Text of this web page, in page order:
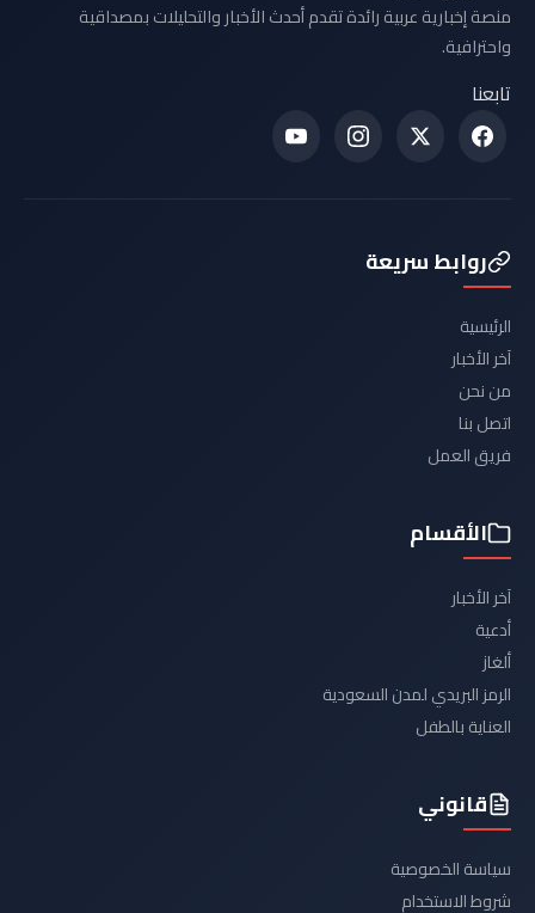
منصة إخبارية عربية رائدة تقدم أحدث الأخبار والتحليلات بمصداقية
واحترافية.
تابعنا
روابط سريعة
الرئيسية
آخر الأخبار
من نحن
اتصل بنا
فريق العمل
الأقسام
آخر الأخبار
أدعية
ألغاز
الرمز البريدي لمدن السعودية
العناية بالطفل
قانوني
سياسة الخصوصية
شروط الاستخدام